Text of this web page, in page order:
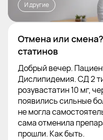
И другие
Отмена или
статинов
Добрый вечер.
Дислипидемия. СД 2
розувастатин 10 мг,
появились сильные
не могла
сама отменила
прошли. Как быть.